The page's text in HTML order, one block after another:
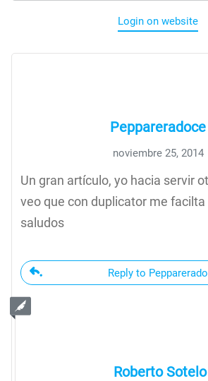
Login on website
Peppareradoce
noviembre 25, 2014
Un gran artículo, yo hacia servir
veo que con duplicator me facilta
saludos
Reply to
Roberto Sotelo